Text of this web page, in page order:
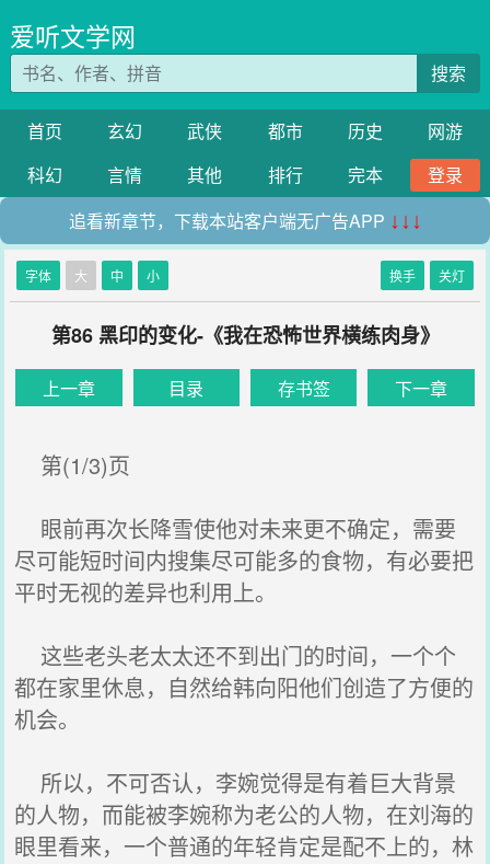
爱听文学网
搜索
首页 玄幻 武侠 都市 历史
网游
科幻
言情 其他 排行 完本
登录
追看新章节，下载本站客户端无广告APP ↓↓↓
字体 大 中 小 换手 关灯
第86 黑印的变化-《我在恐怖世界横练肉身》
上一章 目录 存书签 下一章
第(1/3)页
眼前再次长降雪使他对未来更不确定，需要
尽可能短时间内搜集尽可能多的食物，有必要把
平时无视的差异也利用上。
这些老头老太太还不到出门的时间，一个个
都在家里休息，自然给韩向阳他们创造了方便的
机会。
所以，不可否认，李婉觉得是有着巨大背景
的人物，而能被李婉称为老公的人物，在刘海的
眼里看来，一个普通的年轻肯定是配不上的，林